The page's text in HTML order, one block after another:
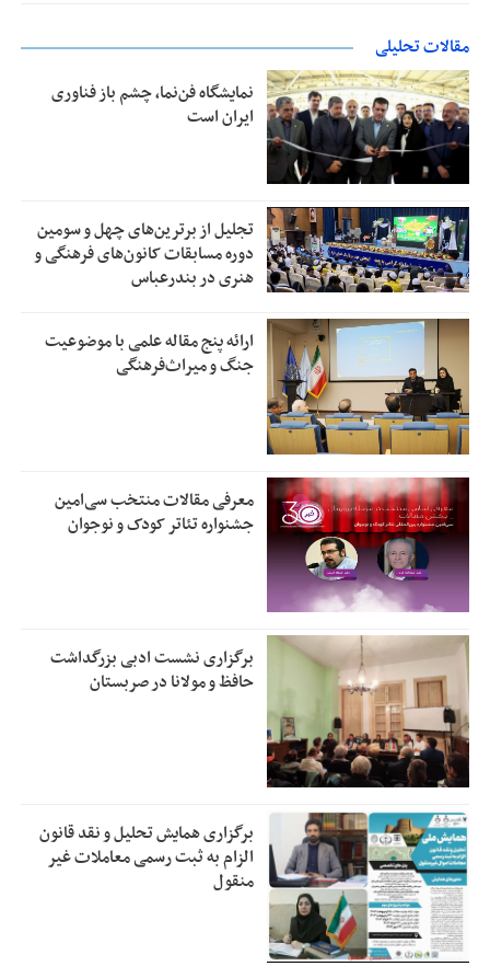
مقالات تحلیلی
نمایشگاه فن‌نما، چشم باز فناوری
ایران است
تجلیل از بر‌ترین‌های چهل و سومین
دوره مسابقات کانون‌های فرهنگی و
هنری در بندرعباس
ارائه پنج مقاله علمی با موضوعیت
جنگ و میراث‌فرهنگی
معرفی مقالات منتخب سی‌امین
جشنواره تئاتر کودک و نوجوان
برگزاری نشست ادبی بزرگداشت
حافظ و مولانا در صربستان
برگزاری همایش تحلیل و نقد قانون
الزام به ثبت رسمی معاملات غیر
منقول